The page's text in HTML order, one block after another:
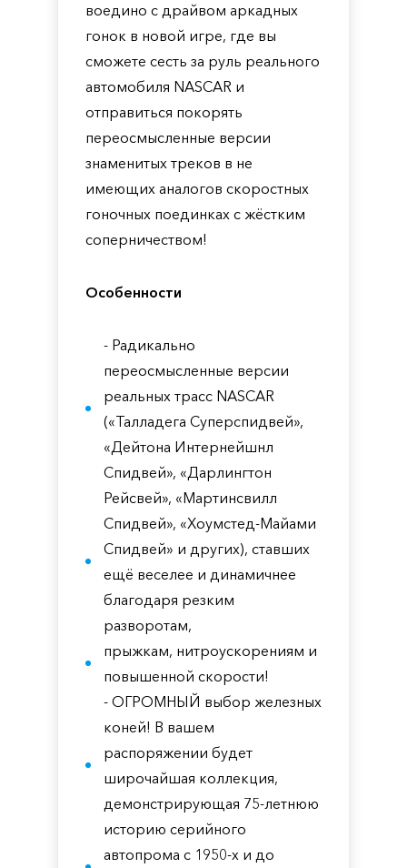
воедино с драйвом аркадных
гонок в новой игре, где вы
сможете сесть за руль реального
автомобиля NASCAR и
отправиться покорять
переосмысленные версии
знаменитых треков в не
имеющих аналогов скоростных
гоночных поединках с жёстким
соперничеством!
Особенности
- Радикально
переосмысленные версии
реальных трасс NASCAR
(«Талладега Суперспидвей»,
«Дейтона Интернейшнл
Спидвей», «Дарлингтон
Рейсвей», «Мартинсвилл
Спидвей», «Хоумстед-Майами
Спидвей» и других), ставших
ещё веселее и динамичнее
благодаря резким
разворотам,
прыжкам, нитроускорениям и
повышенной скорости!
- ОГРОМНЫЙ выбор железных
коней! В вашем
распоряжении будет
широчайшая коллекция,
демонстрирующая 75-летнюю
историю серийного
автопрома с 1950-х и до